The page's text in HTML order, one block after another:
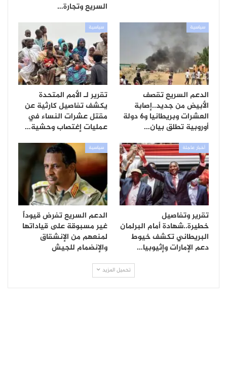
السريع وتجارة…
سياسية
الدعم السريع تقصف
الأبيض من جديد..إصابة
العشرات وبريطانيا و6 دولة
أوروبية تطلق بيان…
سياسية
تقرير لـ الأمم المتحدة
يكشف تفاصيل كارثية عن
مقتل عشرات النساء في
عمليات إغتصاب وحشية…
أخبار عاجلة
تقرير وتفاصيل
خطيرة..شهادة أمام البرلمان
البريطاني تكشف خيوط
دعم الإمارات وإثيوبيا…
سياسية
الدعم السريع تفرض قيوداً
غير مسبوقة على قياداتها
لمنعهم من الإنشقاق
والإنضمام للجيش
تحميل المزيد